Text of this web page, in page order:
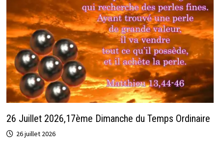
26 Juillet 2026,17ème Dimanche du Temps Ordinaire
26 juillet 2026